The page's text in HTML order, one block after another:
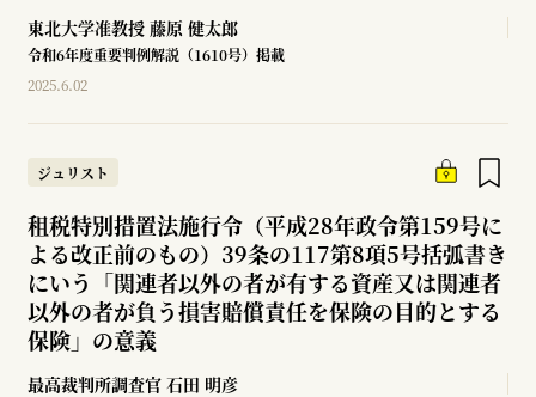
東北大学准教授 藤原 健太郎
令和6年度重要判例解説（1610号）掲載
2025.6.02
ジュリスト
租税特別措置法施行令（平成28年政令第159号に
よる改正前のもの）39条の117第8項5号括弧書き
にいう「関連者以外の者が有する資産又は関連者
以外の者が負う損害賠償責任を保険の目的とする
保険」の意義
最高裁判所調査官 石田 明彦